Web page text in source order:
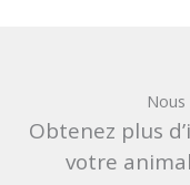
Obtenez plus
votre